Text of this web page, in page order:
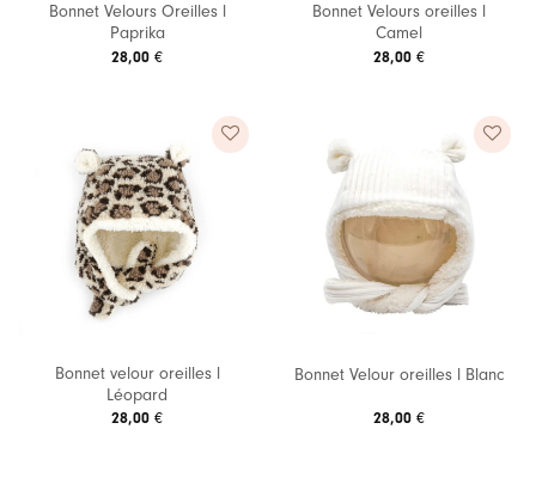
Bonnet Velours Oreilles l
Paprika
28,00 €
Bonnet Velours oreilles l
Camel
28,00 €
Bonnet velour oreilles l
Léopard
28,00 €
à ma
liste de
souhaits
Bonnet Velour oreilles l Blanc
28,00 €